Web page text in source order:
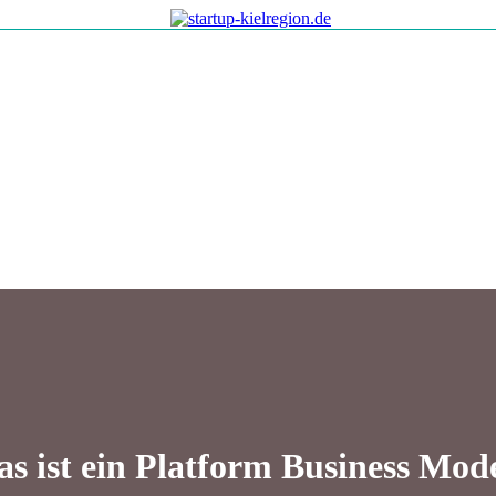
ist ein Platform Business